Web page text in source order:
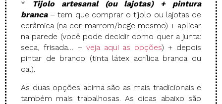
*
Tijolo artesanal (ou lajotas) + pintura
branca– tem que comprar o tijolo ou lajotas de
cerâmica (na cor marrom/bege mesmo) + aplicar
na parede (você pode decidir como quer a junta:
seca, frisada… – veja aqui as opções) + depois
pintar de branco (tinta látex acrílica branca ou
cal).
As duas opções acima são as mais tradicionais e
também mais trabalhosas. As dicas abaixo são